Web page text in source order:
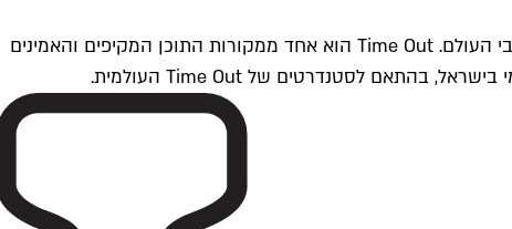
Time Outתל אביב הוא חלק מרשת Time Out Global — רשת מדיה בינלאומית הפועלת ב-360 ערים מרכזיות וב-60 מדינות ברחבי העולם. Time Out הוא אחד ממקורות התוכן המקיפים והאמינים